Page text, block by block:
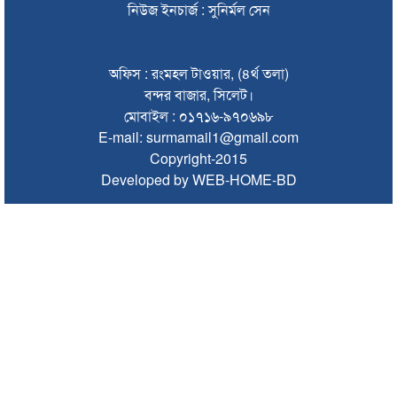
সুরমা নদী থেকে বালু উত্তোলনে বাধাঁ, ফেইসবুকে হুমকিসহ রটানো হচ্ছে
সিলেটে আদিবাসীদের সাংবিধানিক স্বীকৃতি ও ‘সমতল ভূমি কমিশন’
স্কুলছাত্রীকে ‘ধর্ষণ’; অপমান-নির্যাতনে বাবার আত্মহত্যা, প্রধান
আসামিকে ঢাকায় গ্রেপ্তার
সালমান শাহ হত্যা মামলায় ডন গ্রেপ্তার
নিউজ ইনচার্জ : সুনির্মল সেন
অফিস : রংমহল টাওয়ার, (৪র্থ তলা)
বন্দর বাজার, সিলেট।
মোবাইল : ০১৭১৬-৯৭০৬৯৮
E-mail: surmamail1@gmail.com
Copyright-2015
Developed by WEB-HOME-BD